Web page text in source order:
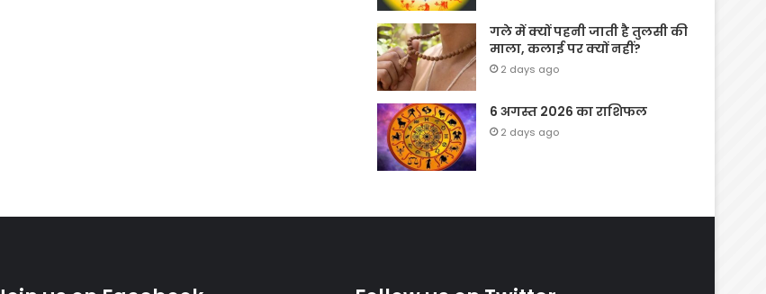
गले में क्यों पहनी जाती है तुलसी की
माला, कलाई पर क्यों नहीं?
2 days ago
6 अगस्त 2026 का राशिफल
2 days ago